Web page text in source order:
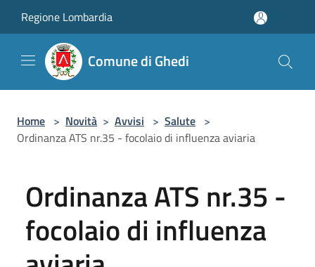
Regione Lombardia
Comune di Ghedi
Home > Novità > Avvisi > Salute >
Ordinanza ATS nr.35 - focolaio di influenza aviaria
Ordinanza ATS nr.35 -
focolaio di influenza